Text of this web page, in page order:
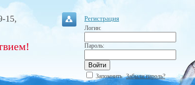
15,
Регистрация
Логин:
Пароль:
Запомнить Забыли пароль?